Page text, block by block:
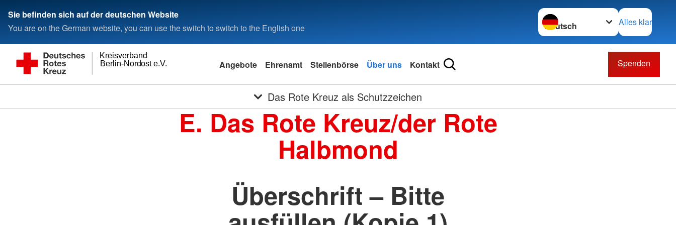
Sie befinden sich auf der deutschen Website
You are on the German website, you can use the switch to switch to the English one
Sprache wechseln zu
Alles klar
Berlin-Nordost e.V.
Kreisverband
Angebote Ehrenamt Stellenbörse Über uns Kontakt Spenden
Das Rote Kreuz als Schutzzeichen
E. Das Rote Kreuz/der Rote
Halbmond
Überschrift – Bitte